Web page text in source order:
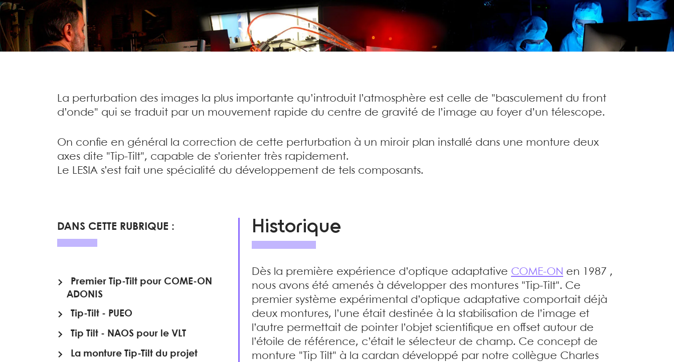
La perturbation des images la plus importante qu’introduit l’atmosphère est celle de "basculement du front
d’onde" qui se traduit par un mouvement rapide du centre de gravité de l’image au foyer d’un télescope.
On confie en général la correction de cette perturbation à un miroir plan installé dans une monture deux
axes dite "Tip-Tilt", capable de s’orienter très rapidement.
Le LESIA s’est fait une spécialité du développement de tels composants.
Historique
Dès la première expérience d’optique adaptative COME-ON en 1987 ,
nous avons été amenés à développer des montures "Tip-Tilt". Ce
premier système expérimental d’optique adaptative comportait déjà
deux montures, l’une était destinée à la stabilisation de l’image et
l’autre permettait de pointer l’objet scientifique en offset autour de
l’étoile de référence, c’était le sélecteur de champ. Ce concept de
monture "Tip Tilt" à la cardan développé par notre collègue Charles
DANS CETTE RUBRIQUE :
Premier Tip-Tilt pour COME-ON
ADONIS
Tip-Tilt - PUEO
Tip Tilt - NAOS pour le VLT
La monture Tip-Tilt du projet